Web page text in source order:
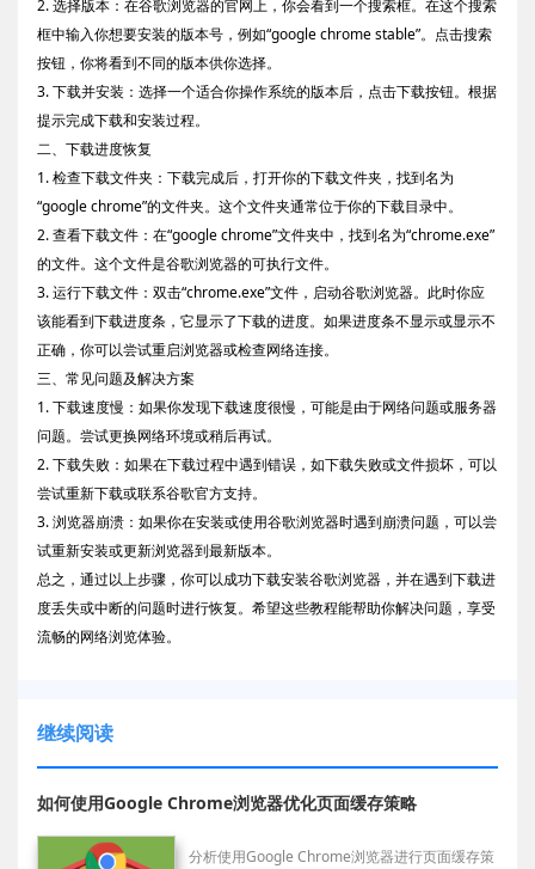
2. 选择版本：在谷歌浏览器的官网上，你会看到一个搜索框。在这个搜索
框中输入你想要安装的版本号，例如“google chrome stable”。点击搜索
按钮，你将看到不同的版本供你选择。
3. 下载并安装：选择一个适合你操作系统的版本后，点击下载按钮。根据
提示完成下载和安装过程。
二、下载进度恢复
1. 检查下载文件夹：下载完成后，打开你的下载文件夹，找到名为
“google chrome”的文件夹。这个文件夹通常位于你的下载目录中。
2. 查看下载文件：在“google chrome”文件夹中，找到名为“chrome.exe”
的文件。这个文件是谷歌浏览器的可执行文件。
3. 运行下载文件：双击“chrome.exe”文件，启动谷歌浏览器。此时你应
该能看到下载进度条，它显示了下载的进度。如果进度条不显示或显示不
正确，你可以尝试重启浏览器或检查网络连接。
三、常见问题及解决方案
1. 下载速度慢：如果你发现下载速度很慢，可能是由于网络问题或服务器
问题。尝试更换网络环境或稍后再试。
2. 下载失败：如果在下载过程中遇到错误，如下载失败或文件损坏，可以
尝试重新下载或联系谷歌官方支持。
3. 浏览器崩溃：如果你在安装或使用谷歌浏览器时遇到崩溃问题，可以尝
试重新安装或更新浏览器到最新版本。
总之，通过以上步骤，你可以成功下载安装谷歌浏览器，并在遇到下载进
度丢失或中断的问题时进行恢复。希望这些教程能帮助你解决问题，享受
流畅的网络浏览体验。
继续阅读
如何使用Google Chrome浏览器优化页面缓存策略
分析使用Google Chrome浏览器进行页面缓存策